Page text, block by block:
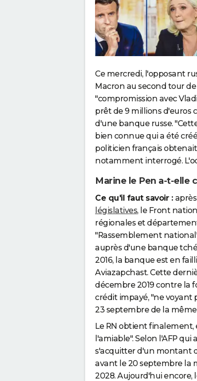
Ce mercredi, l'opposant
Macron au second tour
"compromission avec
prêt de 9 millions d'euros
d'une banque russe.
bien connue qui a été
politicien français obtenait
notamment interrogé.
Marine le Pen a-t-elle
Ce qu'il faut savoir :
législatives, le Front
régionales et
"Rassemblement
auprès d'une banque
2016, la banque est en
Aviazapchast. Cette
décembre 2019 contre la
crédit impayé, "ne voyant
23 septembre de la
Le RN obtient
l'amiable". Selon l'AFP
s'acquitter d'un montant
avant le 20 septembre la
2028. Aujourd'hui encore,